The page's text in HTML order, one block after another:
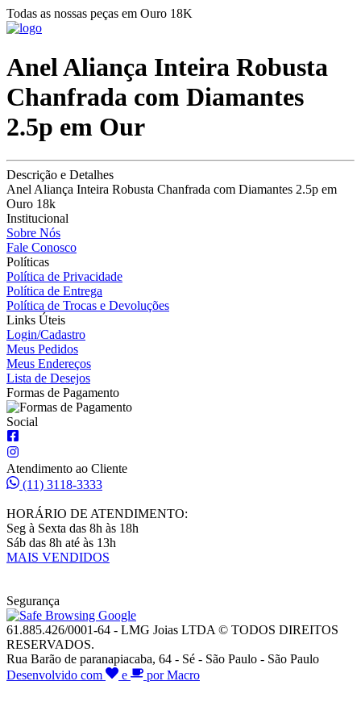
Todas as nossas peças em Ouro 18K
Anel Aliança Inteira Robusta
Chanfrada com Diamantes
2.5p em Our
Descrição e Detalhes
Anel Aliança Inteira Robusta Chanfrada com Diamantes 2.5p em
Ouro 18k
Institucional
Sobre Nós
Fale Conosco
Políticas
Política de Privacidade
Política de Entrega
Política de Trocas e Devoluções
Links Úteis
Login/Cadastro
Meus Pedidos
Meus Endereços
Lista de Desejos
Formas de Pagamento
Social
Atendimento ao Cliente
(11) 3118-3333
HORÁRIO DE ATENDIMENTO:
Seg à Sexta das 8h às 18h
Sáb das 8h até às 13h
MAIS VENDIDOS
Segurança
61.885.426/0001-64 - LMG Joias LTDA © TODOS DIREITOS
RESERVADOS.
Rua Barão de paranapiacaba, 64 - Sé - São Paulo - São Paulo
Desenvolvido com
e por Macro